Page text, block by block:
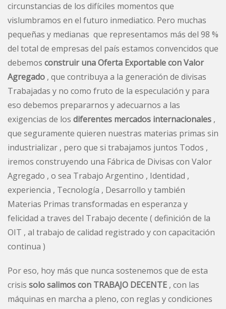
circunstancias de los difíciles momentos que
vislumbramos en el futuro inmediatico. Pero muchas
pequeñas y medianas que representamos más del 98 %
del total de empresas del país estamos convencidos que
debemos construir una Oferta Exportable con Valor
Agregado , que contribuya a la generación de divisas
Trabajadas y no como fruto de la especulación y para
eso debemos prepararnos y adecuarnos a las
exigencias de los diferentes mercados internacionales ,
que seguramente quieren nuestras materias primas sin
industrializar , pero que si trabajamos juntos Todos ,
iremos construyendo una Fábrica de Divisas con Valor
Agregado , o sea Trabajo Argentino , Identidad ,
experiencia , Tecnología , Desarrollo y también
Materias Primas transformadas en esperanza y
felicidad a traves del Trabajo decente ( definición de la
OIT , al trabajo de calidad registrado y con capacitación
continua )
Por eso, hoy más que nunca sostenemos que de esta
crisis solo salimos con TRABAJO DECENTE , con las
máquinas en marcha a pleno, con reglas y condiciones